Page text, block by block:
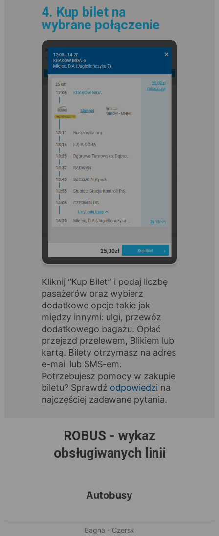
4. Kup bilet na
wybrane połączenie
Kliknij “Kup Bilet” i podaj liczbę
pasażerów oraz wybierz
dodatkowe opcje takie jak
między innymi: ulgi, przewóz
dodatkowego bagażu. Opłać
przejazd przelewem, Blikiem lub
kartą. Bilety otrzymasz na adres
e-mail lub SMS-em.
Potrzebujesz pomocy w zakupie
biletu? Sprawdź odpowiedzi na
najczęściej zadawane pytania.
ROBUS - wykaz
obsługiwanych linii
Autobusy
Bagna - Czersk